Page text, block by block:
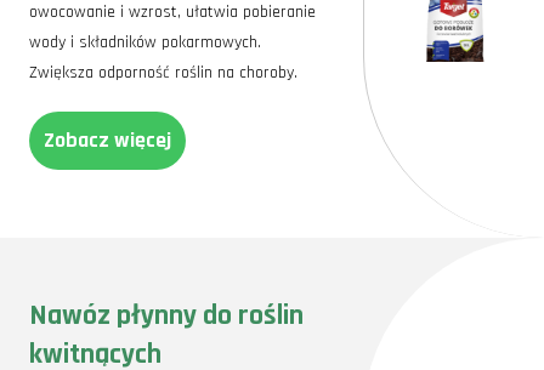
owocowanie i wzrost, ułatwia pobieranie
wody i składników pokarmowych.
Zwiększa odporność roślin na choroby.
Zobacz więcej
Nawóz płynny do roślin
kwitnących